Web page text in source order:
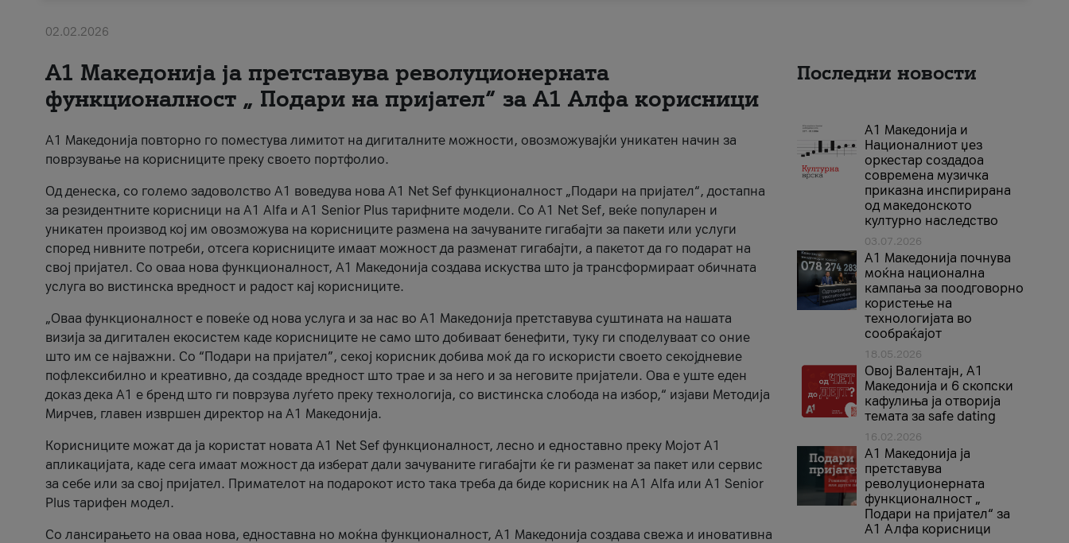
02.02.2026
А1 Македонија ја претставува револуционерната
функционалност „ Подари на пријател“ за А1 Алфа корисници
А1 Македонија повторно го поместува лимитот на дигиталните можности, овозможувајќи уникатен начин за
поврзување на корисниците преку своето портфолио.
Од денеска, со големо задоволство А1 воведува нова A1 Net Sef функционалност „Подари на пријател“, достапна
за резидентните корисници на А1 Alfa и A1 Senior Plus тарифните модели. Со A1 Net Sef, веќе популарен и
уникатен производ кој им овозможува на корисниците размена на зачуваните гигабајти за пакети или услуги
според нивните потреби, отсега корисниците имаат можност да разменат гигабајти, а пакетот да го подарат на
свој пријател. Со оваа нова функционалност, А1 Македонија создава искуства што ја трансформираат обичната
услуга во вистинска вредност и радост кај корисниците.
„Оваа функционалност е повеќе од нова услуга и за нас во А1 Македонија претставува суштината на нашата
визија за дигитален екосистем каде корисниците не само што добиваат бенефити, туку ги споделуваат со оние
што им се најважни. Со “Подари на пријател”, секој корисник добива моќ да го искористи своето секојдневие
пофлексибилно и креативно, да создаде вредност што трае и за него и за неговите пријатели. Ова е уште еден
доказ дека А1 е бренд што ги поврзува луѓето преку технологија, со вистинска слобода на избор,“ изјави Методија
Мирчев, главен извршен директор на А1 Македонија.
Корисниците можат да ја користат новата А1 Net Sef функционалност, лесно и едноставно преку Мојот А1
апликацијата, каде сега имаат можност да изберат дали зачуваните гигабајти ќе ги разменат за пакет или сервис
за себе или за свој пријател. Примателот на подарокот исто така треба да биде корисник на А1 Alfa или A1 Senior
Plus тарифен модел.
Со лансирањето на оваа нова, едноставна но моќна функционалност, А1 Македонија создава свежа и иновативна
Последни новости
А1 Македонија и
Националниот џез
оркестар создадоа
современа музичка
приказна инспирирана
од македонското
културно наследство
03.07.2026
A1 Македонија почнува
моќна национална
кампања за поодговорно
користење на
технологијата во
сообраќајот
18.05.2026
Овој Валентајн, A1
Македонија и 6 скопски
кафулиња ја отворија
темата за safe dating
16.02.2026
А1 Македонија ја
претставува
револуционерната
функционалност „
Подари на пријател“ за
А1 Алфа корисници